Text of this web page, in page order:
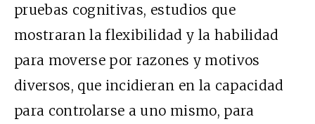
pruebas cognitivas, estudios que
mostraran la flexibilidad y la habilidad
para moverse por razones y motivos
diversos, que incidieran en la capacidad
para controlarse a uno mismo, para